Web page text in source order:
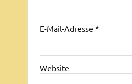
E-Mail-Adresse *
Website